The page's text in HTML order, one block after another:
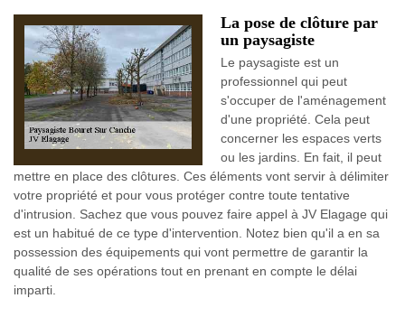
La pose de clôture par
un paysagiste
Le paysagiste est un
professionnel qui peut
s'occuper de l'aménagement
d'une propriété. Cela peut
concerner les espaces verts
ou les jardins. En fait, il peut
mettre en place des clôtures. Ces éléments vont servir à délimiter
votre propriété et pour vous protéger contre toute tentative
d'intrusion. Sachez que vous pouvez faire appel à JV Elagage qui
est un habitué de ce type d'intervention. Notez bien qu'il a en sa
possession des équipements qui vont permettre de garantir la
qualité de ses opérations tout en prenant en compte le délai
imparti.